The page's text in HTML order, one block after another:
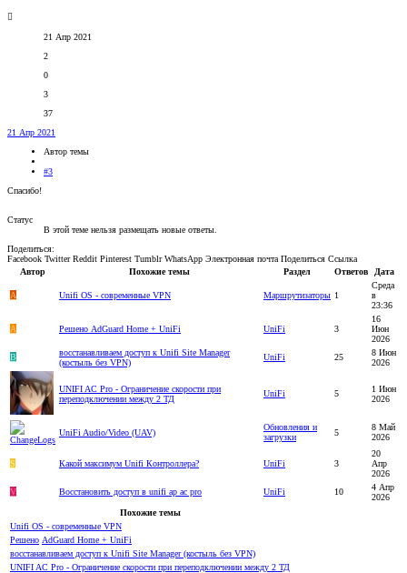
21 Апр 2021
2
0
3
37
21 Апр 2021
Автор темы
#3
Спасибо!
Статус
В этой теме нельзя размещать новые ответы.
Поделиться:
Facebook Twitter Reddit Pinterest Tumblr WhatsApp Электронная почта Поделиться Ссылка
Автор
Похожие темы Раздел Ответов Дата
A Unifi OS - современные VPN Маршрутизаторы 1
Среда
в
23:36
A Решено AdGuard Home + UniFi UniFi 3
16
Июн
2026
B
восстанавливаем доступ к Unifi Site Manager
(костыль без VPN)
UniFi 25
8 Июн
2026
UNIFI AC Pro - Ограничение скорости при
переподключении между 2 ТД
UniFi 5
1 Июн
2026
UniFi Audio/Video (UAV)
Обновления и
загрузки
5
8 Май
2026
S Какой максимум Unifi Контроллера? UniFi 3
20
Апр
2026
V
Восстановить доступ в unifi ap ac pro UniFi 10
4 Апр
2026
Похожие темы
Unifi OS - современные VPN
Решено AdGuard Home + UniFi
восстанавливаем доступ к Unifi Site Manager (костыль без VPN)
UNIFI AC Pro - Ограничение скорости при переподключении между 2 ТД